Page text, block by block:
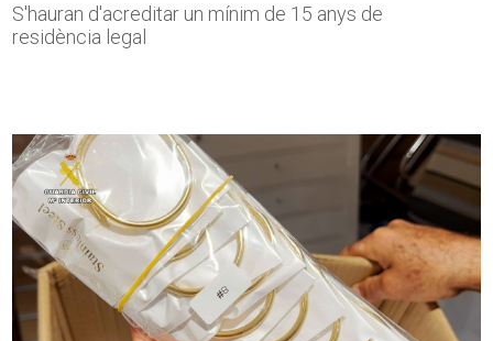
S'hauran d'acreditar un mínim de 15 anys de
residència legal